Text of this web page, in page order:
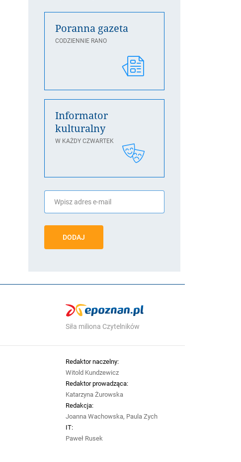
Poranna gazeta
CODZIENNIE RANO
Informator
kulturalny
W KAŻDY CZWARTEK
DODAJ
Siła miliona Czytelników
Redaktor naczelny:
Witold Kundzewicz
Redaktor prowadząca:
Katarzyna Żurowska
Redakcja:
Joanna Wachowska, Paula Zych
IT:
Paweł Rusek